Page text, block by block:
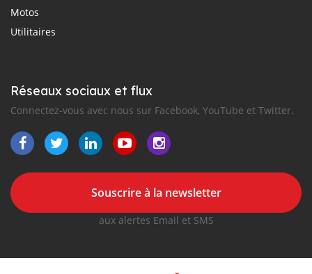
Motos
Utilitaires
Réseaux sociaux et flux
Connectez-vous avec nous sur Facebook, YouTube et Twitter.
Souscrire à la newsletter
aux alertes Email et SMS